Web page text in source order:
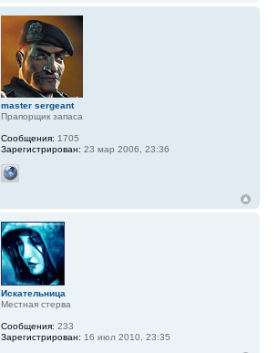
master sergeant
Прапорщик запаса
Сообщения: 1705
Зарегистрирован: 23 мар 2006, 23:36
Искательница
Местная стерва
Сообщения: 233
Зарегистрирован: 16 июл 2010, 23:35